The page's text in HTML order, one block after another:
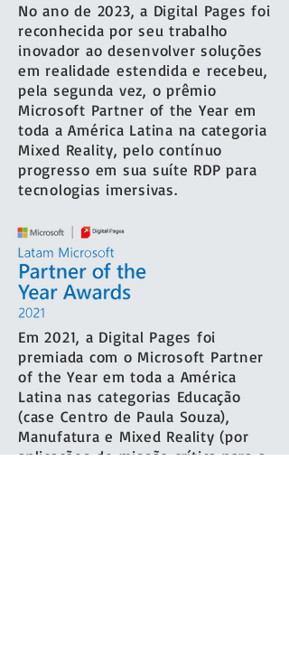
No ano de 2023, a Digital Pages foi
reconhecida por seu trabalho
inovador ao desenvolver soluções
em realidade estendida e recebeu,
pela segunda vez, o prêmio
Microsoft Partner of the Year em
toda a América Latina na categoria
Mixed Reality, pelo contínuo
progresso em sua suíte RDP para
tecnologias imersivas.
Em 2021, a Digital Pages foi
premiada com o Microsoft Partner
of the Year em toda a América
Latina nas categorias Educação
(case Centro de Paula Souza),
Manufatura e Mixed Reality (por
aplicações de missão crítica para a